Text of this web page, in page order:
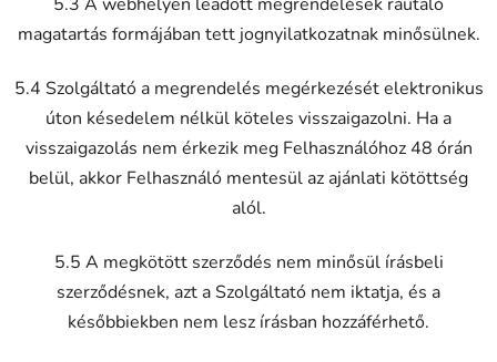
magatartás formájában tett jognyilatkozatnak minősülnek.
5.4 Szolgáltató a megrendelés megérkezését elektronikus
úton késedelem nélkül köteles visszaigazolni. Ha a
visszaigazolás nem érkezik meg Felhasználóhoz 48 órán
belül, akkor Felhasználó mentesül az ajánlati kötöttség
alól.
5.5 A megkötött szerződés nem minősül írásbeli
szerződésnek, azt a Szolgáltató nem iktatja, és a
későbbiekben nem lesz írásban hozzáférhető.